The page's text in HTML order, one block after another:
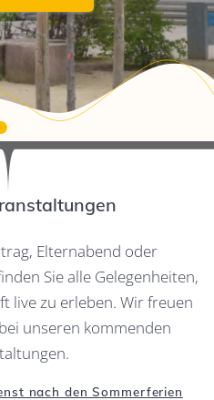
Elternabend oder
Sie alle Gelegenheiten,
live zu erleben. Wir freuen
unseren kommenden
nach den Sommerferien